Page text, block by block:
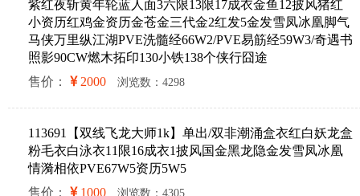
紫红夜斩黄年轮蓝人面3六限13限17成衣金鱼12披风猪红
小资历红鸡金资历金苍金三代金2红发5金发雪凤冰凰脚气
马侠万里纵江湖PVE洗髓经66W2/PVE易筋经59W3/奇遇书
照影90CW燃木拓印130小铁138个侠行囧途
售价：
2000 浏览数：4298
113691【双线飞龙大师1k】单出/双非潮涌盒衣红白妖龙盒
粉毛衣白泳衣11限16成衣1披风国金黑龙隐金发雪凤冰凰
情漪相依PVE67W5资历5W5
售价：
1000 浏览数：4305